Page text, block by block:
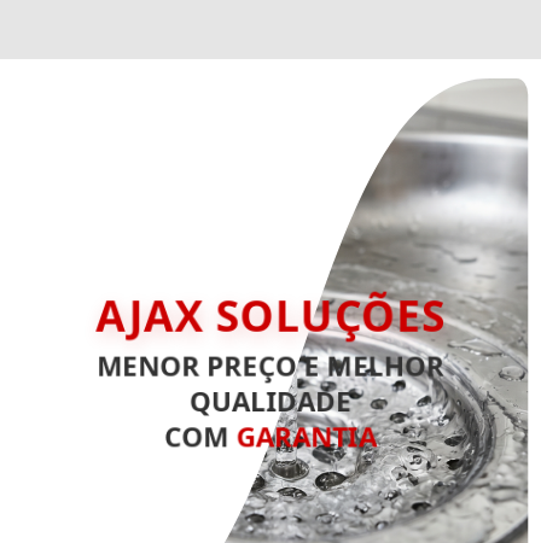
AJAX SOLUÇÕES
MENOR PREÇO E MELHOR
QUALIDADE
COM GARANTIA